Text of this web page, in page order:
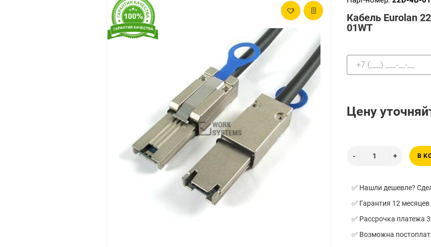
Кабель Eurolan
01WT
Цену
В
✅ Нашли дешевле?
✅ Гарантия 12
✅ Рассрочка платежа
✅ Возможна